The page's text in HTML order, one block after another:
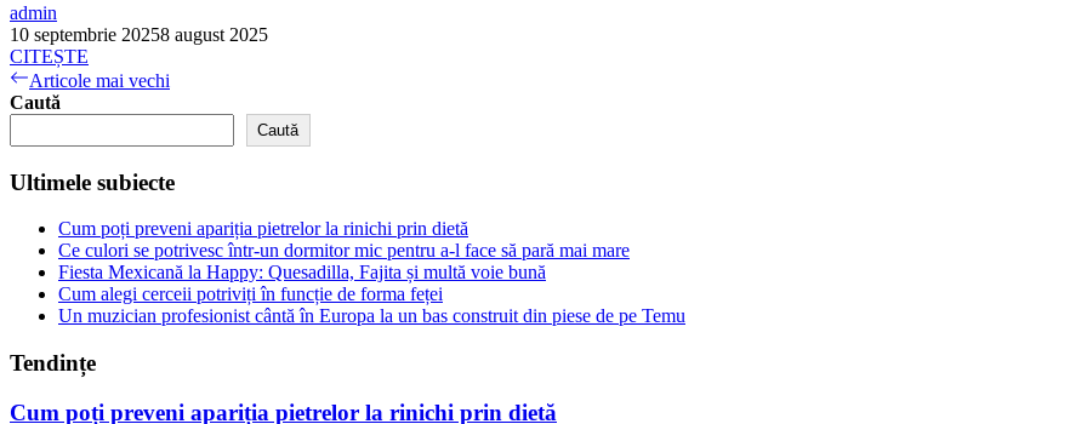
admin
10 septembrie 20258 august 2025
CITEȘTE
Navigare
în
articole
Articole mai vechi
Caută
Caută
Ultimele subiecte
Cum poți preveni apariția pietrelor la rinichi prin dietă
Ce culori se potrivesc într-un dormitor mic pentru a-l face să pară mai mare
Fiesta Mexicană la Happy: Quesadilla, Fajita și multă voie bună
Cum alegi cerceii potriviți în funcție de forma feței
Un muzician profesionist cântă în Europa la un bas construit din piese de pe Temu
Tendințe
Cum poți preveni apariția pietrelor la rinichi prin dietă